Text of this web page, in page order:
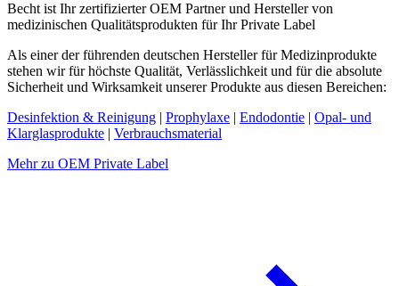
Becht ist Ihr zertifizierter OEM Partner und Hersteller von
medizinischen Qualitätsprodukten für Ihr Private Label
Als einer der führenden deutschen Hersteller für Medizinprodukte
stehen wir für höchste Qualität, Verlässlichkeit und für die absolute
Sicherheit und Wirksamkeit unserer Produkte aus diesen Bereichen:
Desinfektion & Reinigung | Prophylaxe | Endodontie | Opal- und
Klarglasprodukte | Verbrauchsmaterial
Mehr zu OEM Private Label